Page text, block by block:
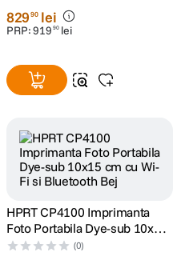
82990 lei
PRP:919 90 lei
HPRT CP4100 Imprimanta
Foto Portabila Dye-sub 10x15
cm cu Wi-Fi si Bluetooth Bej
(0)